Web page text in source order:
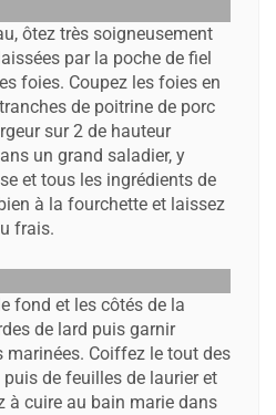
ôtez très soigneusement
par la poche de fiel
foies. Coupez les foies en
de poitrine de porc
sur 2 de hauteur
un grand saladier, y
et tous les ingrédients de
à la fourchette et laissez
frais.
fond et les côtés de la
de lard puis garnir
marinées. Coiffez le tout des
de feuilles de laurier et
à cuire au bain marie dans